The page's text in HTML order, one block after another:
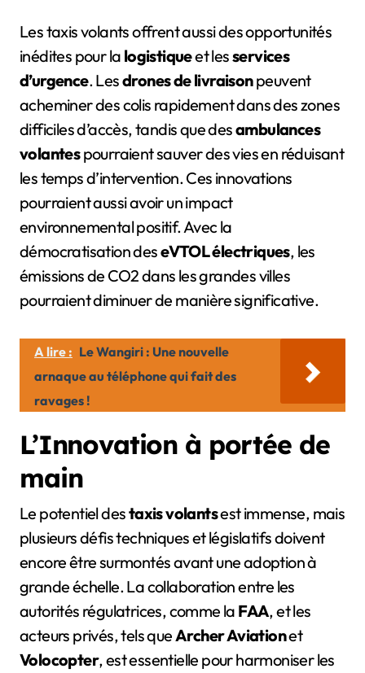
Les taxis volants offrent aussi des opportunités
inédites pour la logistiqueet lesservices
d’urgence. Lesdrones de livraisonpeuvent
acheminer des colis rapidement dans des zones
difficiles d’accès, tandis que desambulances
volantespourraient sauver des vies en réduisant
les temps d’intervention. Ces innovations
pourraient aussi avoir un impact
environnemental positif. Avec la
démocratisation deseVTOL électriques, les
émissions de CO2 dans les grandes villes
pourraient diminuer de manière significative.
A lire : Le Wangiri : Une nouvelle
arnaque au téléphone qui fait des
ravages !
L’Innovation à portée de
main
Le potentiel destaxis volantsest immense, mais
plusieurs défis techniques et législatifs doivent
encore être surmontés avant une adoption à
grande échelle. La collaboration entre les
autorités régulatrices, comme la FAA, et les
acteurs privés, tels queArcher Aviationet
Volocopter, est essentielle pour harmoniser les